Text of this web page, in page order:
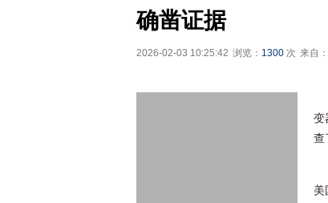
确凿证据
2026-02-03 10:25:42 浏览： 1300 次 来自
变
查
美